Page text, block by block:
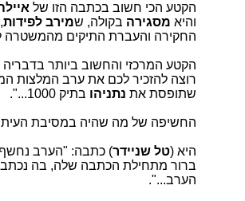
הקטע הכי חשוב בכתבה הזו של
והיא מסגירה בקולה, שמירב לפידות
החקירה והעברת התיקים מהמשטרה
הקטע המרכזי והחשוב ביותר
רוצה להזכיר לכם את ערב המלצות
שתופסת את נתניהו בתיק 1000...".
החשיפה של מה שהיה במסיבת
היא (טל שניידר) כתבה: "הערב
ברור מתחילת הכתבה שלה, בה
הערב...".